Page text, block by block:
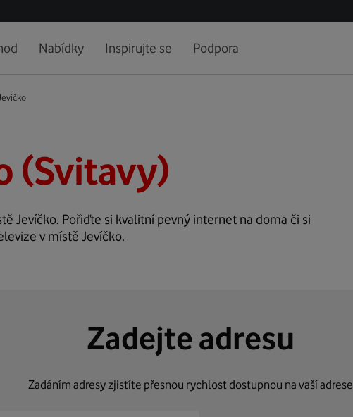
Nabídky Inspirujte se Podpora
Jevíčko
(Svitavy)
Jevíčko. Pořiďte si kvalitní pevný internet na doma či si
v místě Jevíčko.
Zadejte adresu
Zadáním adresy zjistíte přesnou rychlost dostupnou na vaší adrese